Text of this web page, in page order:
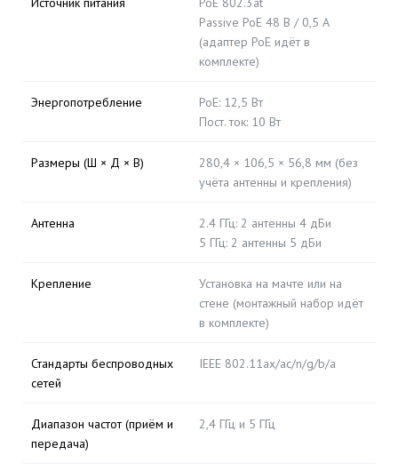
Passive PoE 48 В / 0,5 А
(адаптер PoE идёт в
комплекте)
Энергопотребление
PoE: 12,5 Вт
Пост. ток: 10 Вт
Размеры (Ш × Д × В)
280,4 × 106,5 × 56,8 мм (без
учёта антенны и крепления)
Антенна
2.4 ГГц: 2 антенны 4 дБи
5 ГГц: 2 антенны 5 дБи
Крепление
Установка на мачте или на
стене (монтажный набор идёт
в комплекте)
Стандарты беспроводных
сетей
IEEE 802.11ax/ac/n/g/b/a
Диапазон частот (приём и
передача)
2,4 ГГц и 5 ГГц